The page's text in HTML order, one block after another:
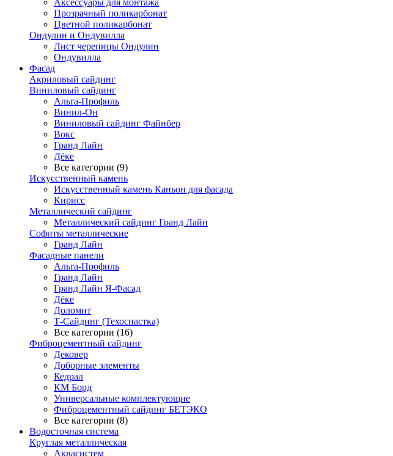
Аксессуары для монтажа
Прозрачный поликарбонат
Цветной поликарбонат
Ондулин и Ондувилла
Лист черепицы Ондулин
Ондувилла
Фасад
Акриловый сайдинг
Виниловый сайдинг
Альта-Профиль
Винил-Он
Виниловый сайдинг Файнбер
Вокс
Гранд Лайн
Дёке
Все категории (9)
Искусственный камень
Искусственный камень Каньон для фасада
Кирисс
Металлический сайдинг
Металлический сайдинг Гранд Лайн
Софиты металлические
Гранд Лайн
Фасадные панели
Альта-Профиль
Гранд Лайн
Гранд Лайн Я-Фасад
Дёке
Доломит
Т-Сайдинг (Техоснастка)
Все категории (16)
Фиброцементный сайдинг
Дековер
Доборные элементы
Кедрал
КМ Борд
Универсальные комплектующие
Фиброцементный сайдинг БЕТЭКО
Все категории (8)
Водосточная система
Круглая металлическая
Аквасистем